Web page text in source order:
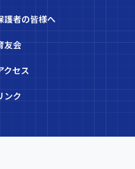
護者の皆様へ
友会
クセス
ンク